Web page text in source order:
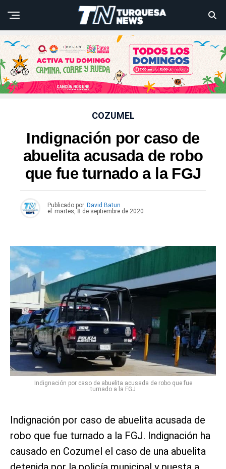
COZUMEL
Indignación por caso de
abuelita acusada de robo
que fue turnado a la FGJ
Publicado por David Batun
el
martes, 8 de septiembre de 2020
Indignación por caso de abuelita acusada de robo que fue
turnado a la FGJ
Indignación por caso de abuelita acusada de
robo que fue turnado a la FGJ. Indignación ha
causado en Cozumel el caso de una abuelita